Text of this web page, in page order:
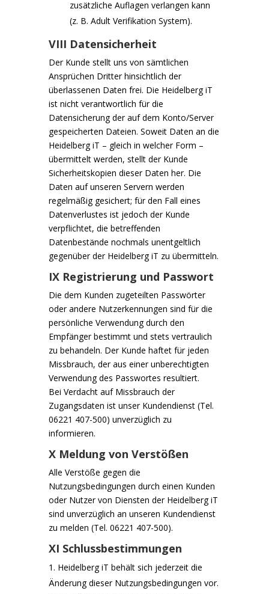
zusätzliche Auflagen verlangen kann
(z. B. Adult Verifikation System).
VIII Datensicherheit
Der Kunde stellt uns von sämtlichen
Ansprüchen Dritter hinsichtlich der
überlassenen Daten frei. Die Heidelberg iT
ist nicht verantwortlich für die
Datensicherung der auf dem Konto/Server
gespeicherten Dateien. Soweit Daten an die
Heidelberg iT – gleich in welcher Form –
übermittelt werden, stellt der Kunde
Sicherheitskopien dieser Daten her. Die
Daten auf unseren Servern werden
regelmäßig gesichert; für den Fall eines
Datenverlustes ist jedoch der Kunde
verpflichtet, die betreffenden
Datenbestände nochmals unentgeltlich
gegenüber der Heidelberg iT zu übermitteln.
IX Registrierung und Passwort
Die dem Kunden zugeteilten Passwörter
oder andere Nutzerkennungen sind für die
persönliche Verwendung durch den
Empfänger bestimmt und stets vertraulich
zu behandeln. Der Kunde haftet für jeden
Missbrauch, der aus einer unberechtigten
Verwendung des Passwortes resultiert.
Bei Verdacht auf Missbrauch der
Zugangsdaten ist unser Kundendienst (Tel.
06221 407-500) unverzüglich zu
informieren.
X Meldung von Verstößen
Alle Verstöße gegen die
Nutzungsbedingungen durch einen Kunden
oder Nutzer von Diensten der Heidelberg iT
sind unverzüglich an unseren Kundendienst
zu melden (Tel. 06221 407-500).
XI Schlussbestimmungen
Heidelberg iT behält sich jederzeit die
Änderung dieser Nutzungsbedingungen vor.